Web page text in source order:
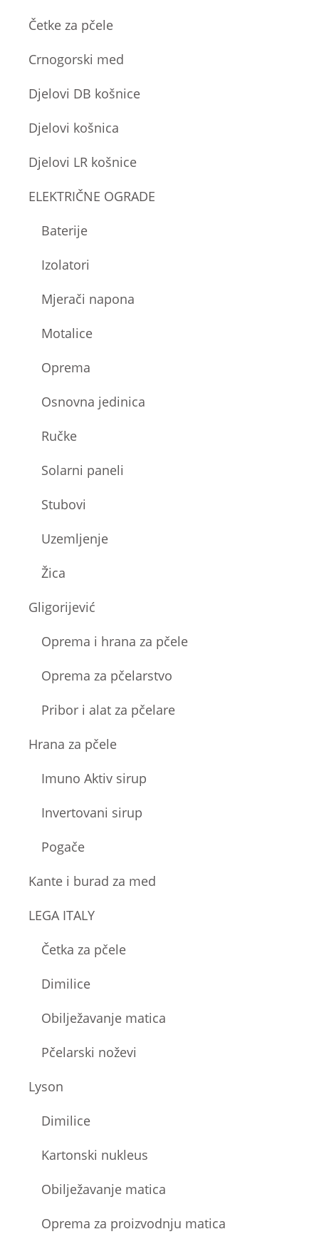
Četke za pčele
Crnogorski med
Djelovi DB košnice
Djelovi košnica
Djelovi LR košnice
ELEKTRIČNE OGRADE
Baterije
Izolatori
Mjerači napona
Motalice
Oprema
Osnovna jedinica
Ručke
Solarni paneli
Stubovi
Uzemljenje
Žica
Gligorijević
Oprema i hrana za pčele
Oprema za pčelarstvo
Pribor i alat za pčelare
Hrana za pčele
Imuno Aktiv sirup
Invertovani sirup
Pogače
Kante i burad za med
LEGA ITALY
Četka za pčele
Dimilice
Obilježavanje matica
Pčelarski noževi
Lyson
Dimilice
Kartonski nukleus
Obilježavanje matica
Oprema za proizvodnju matica